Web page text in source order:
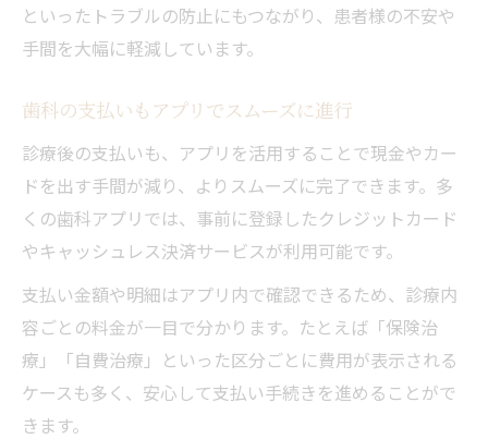
といったトラブルの防止にもつながり、患者様の不安や
手間を大幅に軽減しています。
歯科の支払いもアプリでスムーズに進行
診療後の支払いも、アプリを活用することで現金やカー
ドを出す手間が減り、よりスムーズに完了できます。多
くの歯科アプリでは、事前に登録したクレジットカード
やキャッシュレス決済サービスが利用可能です。
支払い金額や明細はアプリ内で確認できるため、診療内
容ごとの料金が一目で分かります。たとえば「保険治
療」「自費治療」といった区分ごとに費用が表示される
ケースも多く、安心して支払い手続きを進めることがで
きます。